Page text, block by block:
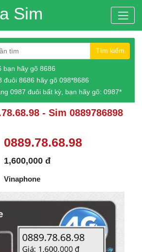
Sim
Tìm kiếm
bạn hãy gõ 8686
đuôi 8686 hãy gõ 098*8686
0987 đuôi bất kỳ, bạn hãy gõ: 0987*
- Sim 0889786898
0889.78.68.98
1,600,000 đ
Vinaphone